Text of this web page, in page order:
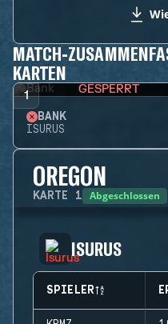
MATCH-
KARTEN
1 GESPERRT
BANK
ISURUS
OREGON
KARTE 1 Abgeschlossen
ISURUS
SPIELER